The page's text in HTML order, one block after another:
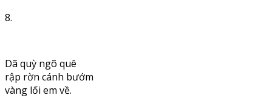
8.
Dã quỳ ngõ quê
rập rờn cánh bướm
vàng lối em về.